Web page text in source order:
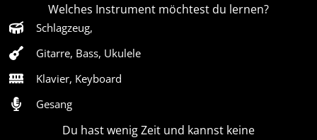
Welches Instrument möchtest du lernen?
Schlagzeug,
Gitarre, Bass, Ukulele
Klavier, Keyboard
Gesang
Du hast wenig Zeit und kannst keine